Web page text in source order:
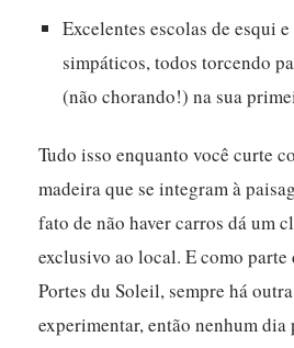
Excelentes escolas de esqui
simpáticos, todos torcendo
(não chorando!) na sua
Tudo isso enquanto você curte
madeira que se integram à
fato de não haver carros dá um
exclusivo ao local. E como
Portes du Soleil, sempre há
experimentar, então nenhum dia